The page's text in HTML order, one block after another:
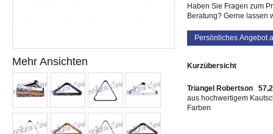
Mehr Ansichten
Haben Sie Fragen zum
Beratung? Gerne lassen
Persönliches Angebot
Kurzübersicht
Triangel Robertson
aus hochwertigem
Farben